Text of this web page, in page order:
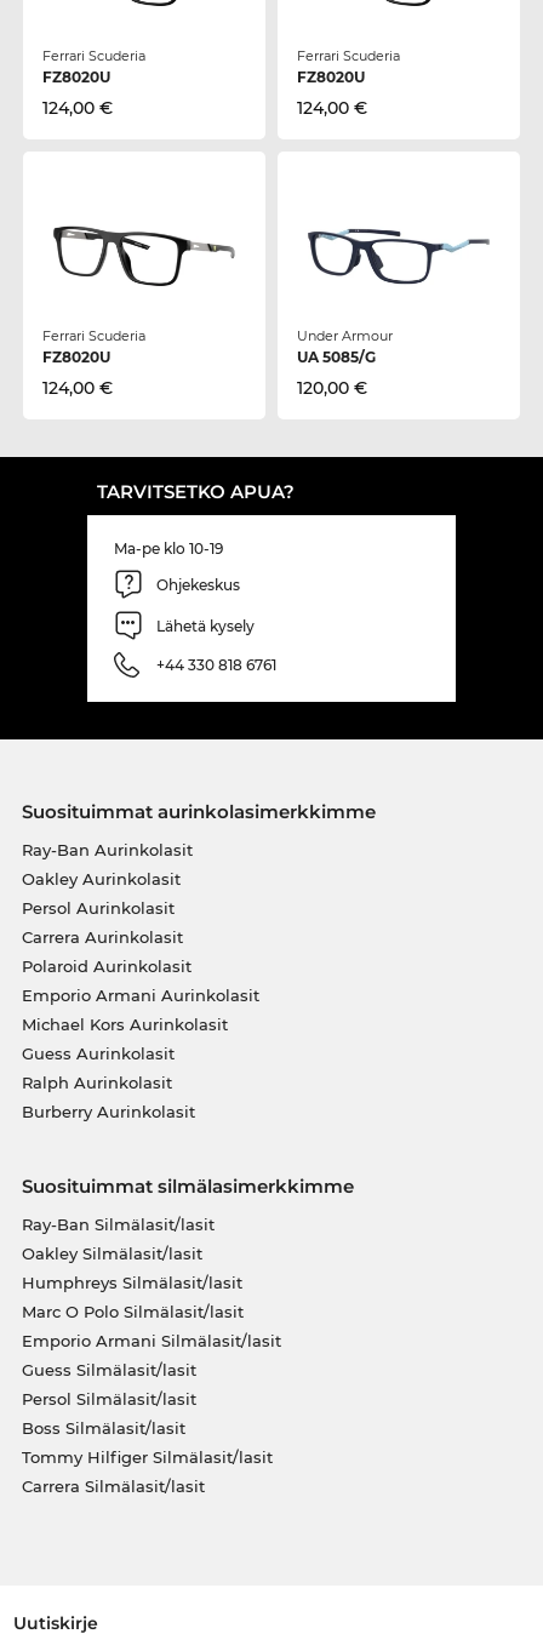
Ferrari Scuderia
FZ8020U
124,00 €
Ferrari Scuderia
FZ8020U
124,00 €
Ferrari Scuderia
FZ8020U
124,00 €
Under Armour
UA 5085/G
120,00 €
TARVITSETKO APUA?
Ma-pe klo 10-19
Ohjekeskus
Lähetä kysely
+44 330 818 6761
Suosituimmat aurinkolasimerkkimme
Ray-Ban Aurinkolasit
Oakley Aurinkolasit
Persol Aurinkolasit
Carrera Aurinkolasit
Polaroid Aurinkolasit
Emporio Armani Aurinkolasit
Michael Kors Aurinkolasit
Guess Aurinkolasit
Ralph Aurinkolasit
Burberry Aurinkolasit
Suosituimmat silmälasimerkkimme
Ray-Ban Silmälasit/lasit
Oakley Silmälasit/lasit
Humphreys Silmälasit/lasit
Marc O Polo Silmälasit/lasit
Emporio Armani Silmälasit/lasit
Guess Silmälasit/lasit
Persol Silmälasit/lasit
Boss Silmälasit/lasit
Tommy Hilfiger Silmälasit/lasit
Carrera Silmälasit/lasit
Uutiskirje